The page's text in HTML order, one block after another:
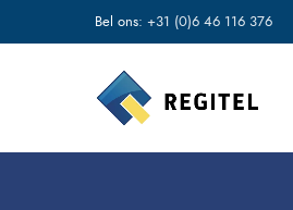
Bel ons: +31 (0)6 46 116 376